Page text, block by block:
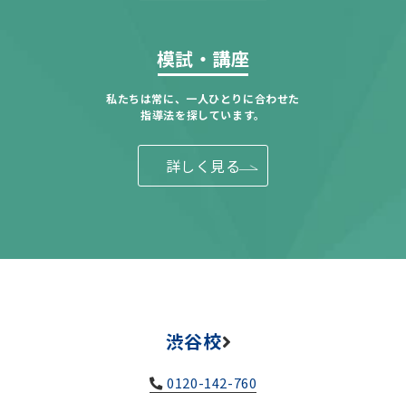
模試・講座
私たちは常に、一人ひとりに合わせた
指導法を探しています。
詳しく見る
渋谷校
0120-142-760